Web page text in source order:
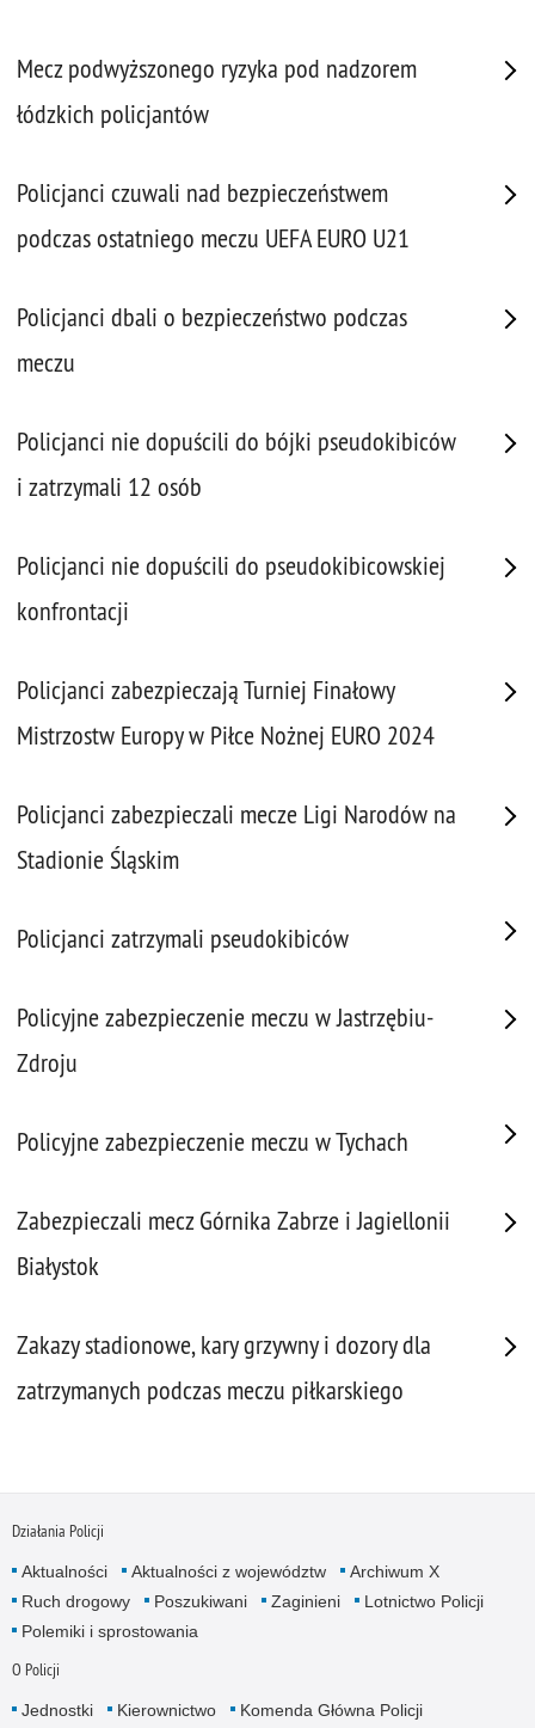
Mecz podwyższonego ryzyka pod nadzorem
łódzkich policjantów
Policjanci czuwali nad bezpieczeństwem
podczas ostatniego meczu UEFA EURO U21
Policjanci dbali o bezpieczeństwo podczas
meczu
Policjanci nie dopuścili do bójki pseudokibiców
i zatrzymali 12 osób
Policjanci nie dopuścili do pseudokibicowskiej
konfrontacji
Policjanci zabezpieczają Turniej Finałowy
Mistrzostw Europy w Piłce Nożnej EURO 2024
Policjanci zabezpieczali mecze Ligi Narodów na
Stadionie Śląskim
Policjanci zatrzymali pseudokibiców
Policyjne zabezpieczenie meczu w Jastrzębiu-
Zdroju
Policyjne zabezpieczenie meczu w Tychach
Zabezpieczali mecz Górnika Zabrze i Jagiellonii
Białystok
Zakazy stadionowe, kary grzywny i dozory dla
zatrzymanych podczas meczu piłkarskiego
Działania Policji
Aktualności Aktualności z województw
Archiwum X
Ruch drogowy
Poszukiwani Zaginieni
Lotnictwo Policji
Polemiki i sprostowania
O Policji
Jednostki Kierownictwo
Komenda Główna Policji